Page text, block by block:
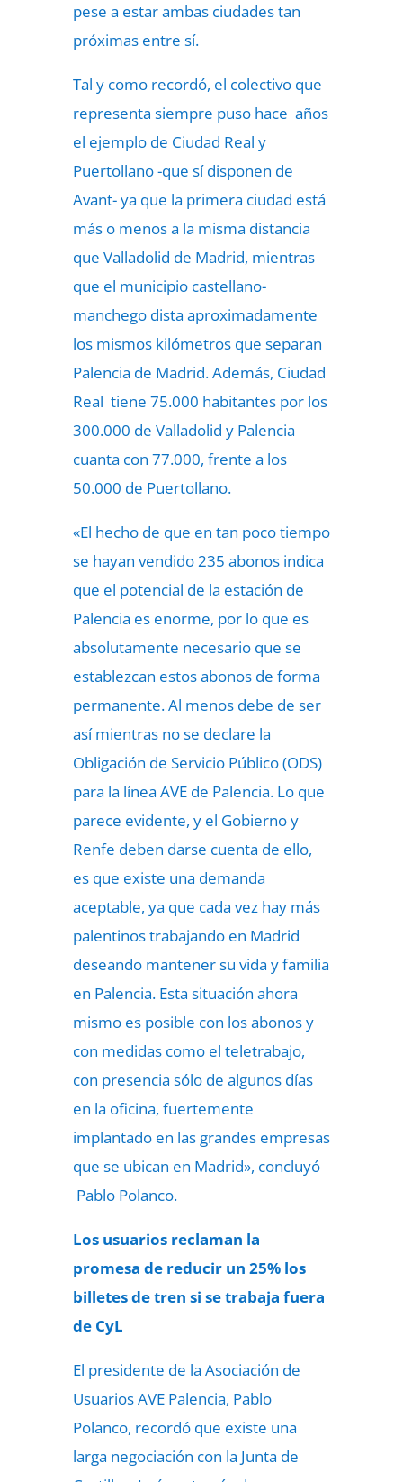
pese a estar ambas ciudades tan
próximas entre sí.
Tal y como recordó, el colectivo que
representa siempre puso hace años
el ejemplo de Ciudad Real y
Puertollano -que sí disponen de
Avant- ya que la primera ciudad está
más o menos a la misma distancia
que Valladolid de Madrid, mientras
que el municipio castellano-
manchego dista aproximadamente
los mismos kilómetros que separan
Palencia de Madrid. Además, Ciudad
Real tiene 75.000 habitantes por los
300.000 de Valladolid y Palencia
cuanta con 77.000, frente a los
50.000 de Puertollano.
«El hecho de que en tan poco tiempo
se hayan vendido 235 abonos indica
que el potencial de la estación de
Palencia es enorme, por lo que es
absolutamente necesario que se
establezcan estos abonos de forma
permanente. Al menos debe de ser
así mientras no se declare la
Obligación de Servicio Público (ODS)
para la línea AVE de Palencia. Lo que
parece evidente, y el Gobierno y
Renfe deben darse cuenta de ello,
es que existe una demanda
aceptable, ya que cada vez hay más
palentinos trabajando en Madrid
deseando mantener su vida y familia
en Palencia. Esta situación ahora
mismo es posible con los abonos y
con medidas como el teletrabajo,
con presencia sólo de algunos días
en la oficina, fuertemente
implantado en las grandes empresas
que se ubican en Madrid», concluyó
Pablo Polanco.
Los usuarios reclaman la
promesa de reducir un 25% los
billetes de tren si se trabaja fuera
de CyL
El presidente de la Asociación de
Usuarios AVE Palencia, Pablo
Polanco, recordó que existe una
larga negociación con la Junta de